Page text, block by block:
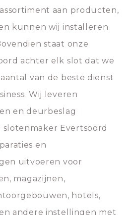
aan producten,
kunnen wij installeren
staat onze
achter elk slot dat we
van de beste dienst
Wij leveren
en deurbeslag
slotenmaker Evertsoord
en
uitvoeren voor
magazijnen,
hotels,
andere instellingen met